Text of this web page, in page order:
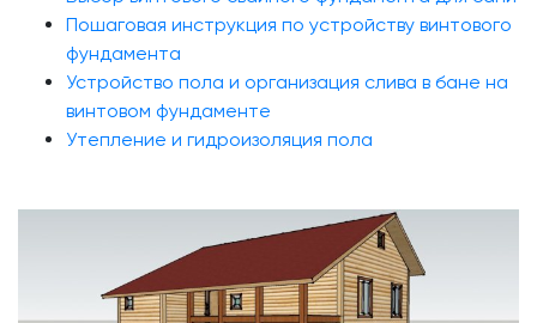
Пошаговая инструкция по устройству винтового
фундамента
Устройство пола и организация слива в бане на
винтовом фундаменте
Утепление и гидроизоляция пола